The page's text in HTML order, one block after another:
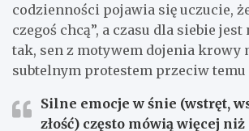
codzienności pojawia się uczucie,
czegoś chcą”, a czasu dla siebie jest
tak, sen z motywem dojenia krowy
subtelnym protestem przeciw temu
Silne emocje w śnie (wstręt,
złość) często mówią więcej